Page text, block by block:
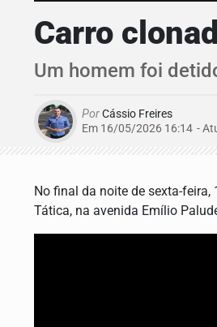
Carro
Um homem foi
PorCássio Freires
Em 16/05/2026 16:14 -
No final da noite de sexta-
Tática, na avenida Emílio